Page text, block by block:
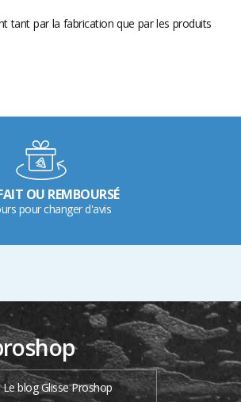
tant par la fabrication que par les produits
OU REMBOURSÉ
pour changer d'avis
Le blog Glisse Proshop